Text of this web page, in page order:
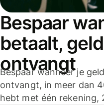
Bespaar
betaalt,
ontvangt
Bespaar wanneer je
ontvangt, in meer dan
hebt met één rekening,